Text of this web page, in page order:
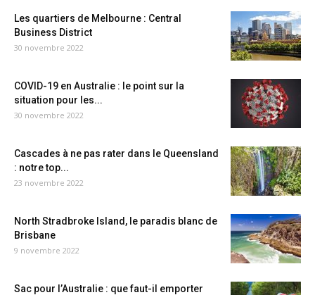
Les quartiers de Melbourne : Central
Business District
30 novembre 2022
COVID-19 en Australie : le point sur la
situation pour les...
30 novembre 2022
Cascades à ne pas rater dans le Queensland
: notre top...
23 novembre 2022
North Stradbroke Island, le paradis blanc de
Brisbane
9 novembre 2022
Sac pour l’Australie : que faut-il emporter